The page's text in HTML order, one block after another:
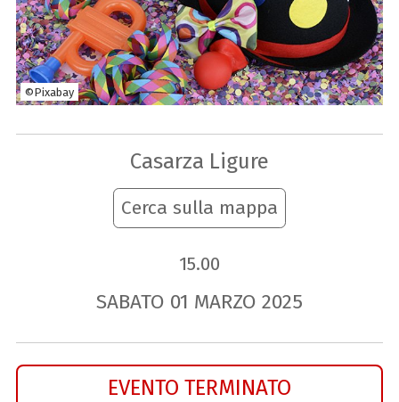
©Pixabay
Casarza Ligure
Cerca sulla mappa
15.00
SABATO 01 MARZO 2025
EVENTO TERMINATO